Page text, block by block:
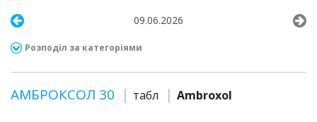
09.06.2026
Розподіл за категоріями
АМБРОКСОЛ 30 табл Ambroxol